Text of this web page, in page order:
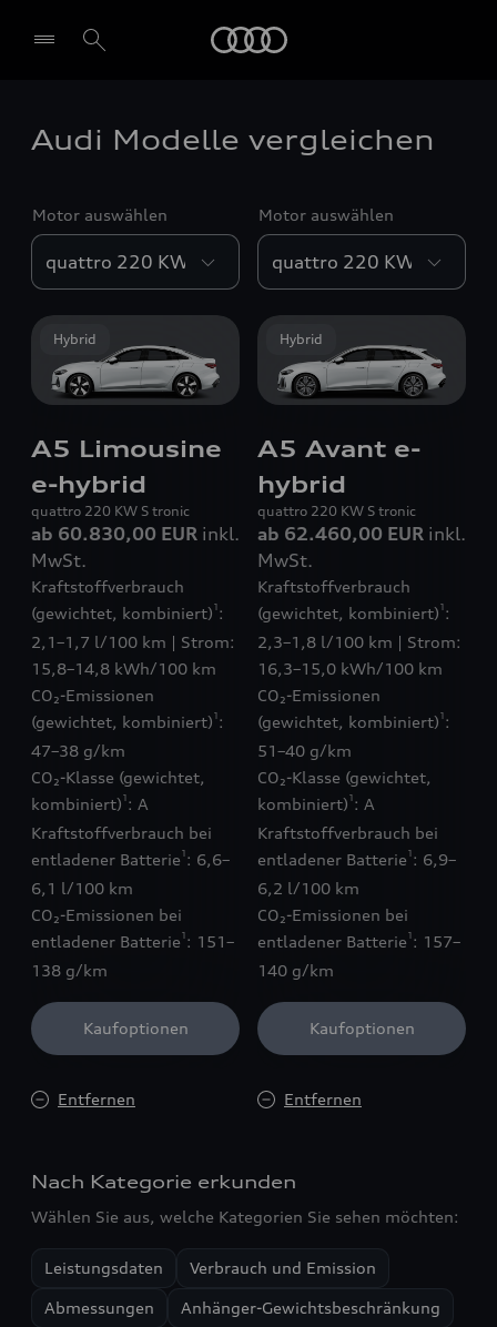
Audi Modelle vergleichen
Motor auswählen
Hybrid
A5 Limousine
e-hybrid
quattro 220 KW S tronic
ab 60.830,00 EUR inkl.
MwSt.
Kraftstoffverbrauch
(gewichtet, kombiniert) 1 :
2,1–1,7 l/100 km | Strom:
15,8–14,8 kWh/100 km
CO₂-Emissionen
(gewichtet, kombiniert) 1 :
47–38 g/km
CO₂-Klasse (gewichtet,
kombiniert) 1 : A
Kraftstoffverbrauch bei
entladener Batterie 1 : 6,6–
6,1 l/100 km
CO₂-Emissionen bei
entladener Batterie 1 : 151–
138 g/km
Kaufoptionen
Entfernen
Motor auswählen
Hybrid
A5 Avant e-
hybrid
quattro 220 KW S tronic
ab 62.460,00 EUR inkl.
MwSt.
Kraftstoffverbrauch
(gewichtet, kombiniert) 1 :
2,3–1,8 l/100 km | Strom:
16,3–15,0 kWh/100 km
CO₂-Emissionen
(gewichtet, kombiniert) 1 :
51–40 g/km
CO₂-Klasse (gewichtet,
kombiniert) 1 : A
Kraftstoffverbrauch bei
entladener Batterie 1 : 6,9–
6,2 l/100 km
CO₂-Emissionen bei
entladener Batterie 1 : 157–
140 g/km
Kaufoptionen
Entfernen
Nach Kategorie erkunden
Wählen Sie aus, welche Kategorien Sie sehen möchten:
Leistungsdaten Verbrauch und Emission
Abmessungen Anhänger-Gewichtsbeschränkung